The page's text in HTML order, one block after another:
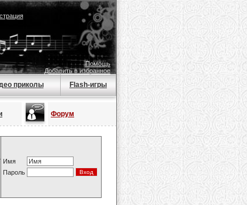
Помощь
Добавить в избранное
приколы Flash-игры
Форум
Имя
Пароль